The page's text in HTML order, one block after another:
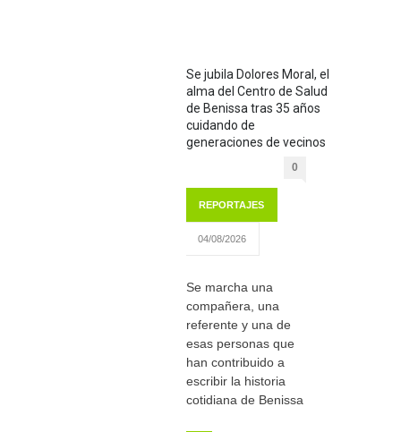
Se jubila Dolores Moral, el
alma del Centro de Salud
de Benissa tras 35 años
cuidando de
generaciones de vecinos
0
REPORTAJES
04/08/2026
Se marcha una
compañera, una
referente y una de
esas personas que
han contribuido a
escribir la historia
cotidiana de Benissa